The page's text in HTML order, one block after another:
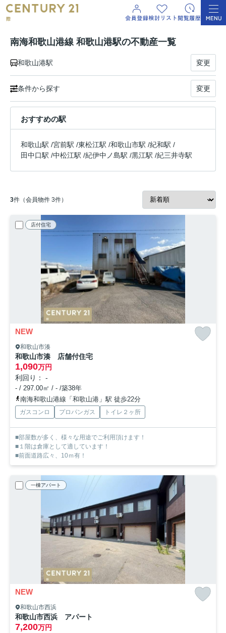
南海和歌山港線 和歌山港駅の不動産一覧
和歌山港駅 変更
条件から探す 変更
おすすめの駅
和歌山駅 /宮前駅 /東松江駅 /和歌山市駅 /紀和駅 /
田中口駅 /中松江駅 /紀伊中ノ島駅 /黒江駅 /紀三井寺駅
3件（会員物件 3件）
店付住宅
NEW
和歌山市湊
和歌山市湊 店舗付住宅
1,090万円
利回り： -
- / 297.00㎡ / - /築38年
南海和歌山港線「和歌山港」駅 徒歩22分
ガスコンロ プロパンガス トイレ２ヶ所
■部屋数が多く、様々な用途でご利用頂けます！
■１階は倉庫として適しています！
■前面道路広々、10ｍ有！
一棟アパート
NEW
和歌山市西浜
和歌山市西浜 アパート
7,200万円